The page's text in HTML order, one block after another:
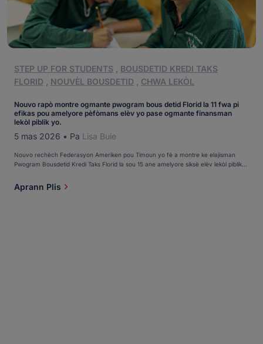
STEP UP FOR STUDENTS
BOUSDETID KREDI TAKS
FLORID
NOUVÈL BOUSDETID CHWA LEKÒL
Nouvo rapò montre ogmante pwogram bous detid Florid la 11 fwa pi
efikas pou amelyore pèfòmans elèv yo pase ogmante finansman
lekòl piblik yo.
5 mas 2026 • Pa Lisa Buie
Nouvo rechèch Federasyon Ameriken pou Timoun yo fè a montre ke elajisman
Pwogram Bousdetid Kredi Taks Florid la sou 15 ane amelyore siksè elèv lekòl piblik
Florid, konpare de etid enpòtan revize pa lòt chèchè sou chak apwòch ki te itilize
done Florid: yon etid 2023 sou Pwogram Bousdetid Kredi Taks Florid la sou 15 ane
Aprann Plis